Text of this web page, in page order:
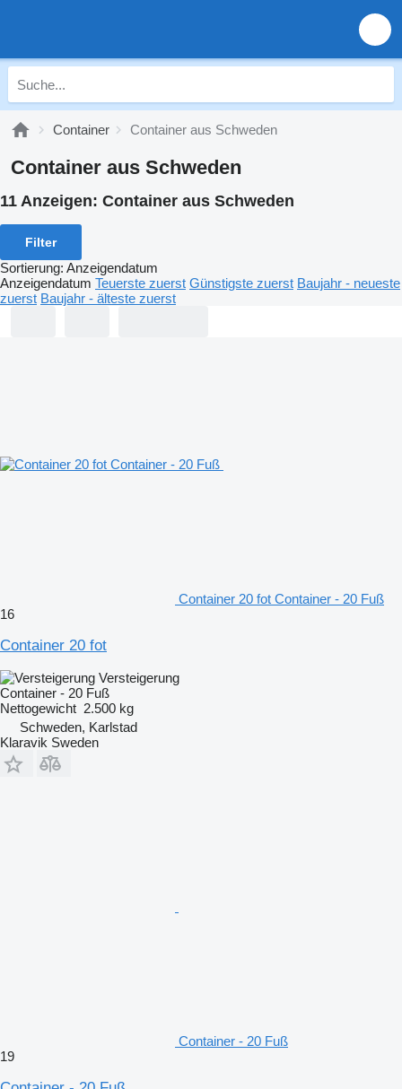
Container Container aus Schweden
Container aus Schweden
11 Anzeigen: Container aus Schweden
Filter
Sortierung: Anzeigendatum
Anzeigendatum Teuerste zuerst Günstigste zuerst Baujahr - neueste
zuerst Baujahr - älteste zuerst
Container 20 fot Container - 20 Fuß
16
Container 20 fot
Versteigerung
Container - 20 Fuß
Nettogewicht 2.500 kg
Schweden, Karlstad
Klaravik Sweden
Container - 20 Fuß
19